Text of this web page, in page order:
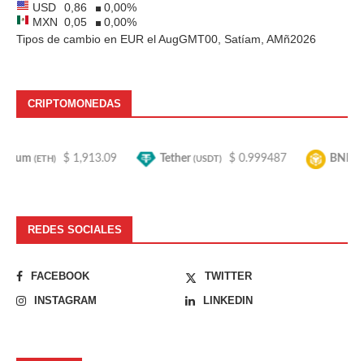
USD
0,86 0,00%
MXN 0,05 0,00%
Tipos de cambio en EUR el AugGMT00, Satíam, AMñ2026
CRIPTOMONEDAS
(ETH) $ 1,913.09 Tether (USDT) $ 0.999487 BNB(BNB)
REDES SOCIALES
FACEBOOK
TWITTER
INSTAGRAM
LINKEDIN